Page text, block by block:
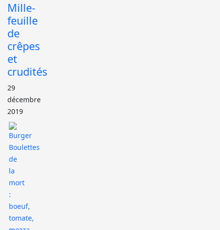
Mille-
feuille
de
crêpes
et
crudités
29
décembre
2019